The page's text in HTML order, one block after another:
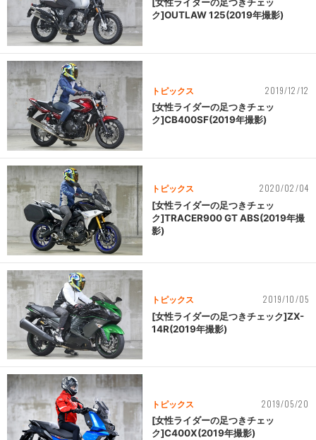
[女性ライダーの足つきチェッ
ク]OUTLAW 125(2019年撮影)
トピックス 2019/12/12
[女性ライダーの足つきチェッ
ク]CB400SF(2019年撮影)
トピックス 2020/02/04
[女性ライダーの足つきチェッ
ク]TRACER900 GT ABS(2019年撮
影)
トピックス 2019/10/05
[女性ライダーの足つきチェック]ZX-
14R(2019年撮影)
トピックス 2019/05/20
[女性ライダーの足つきチェッ
ク]C400X(2019年撮影)